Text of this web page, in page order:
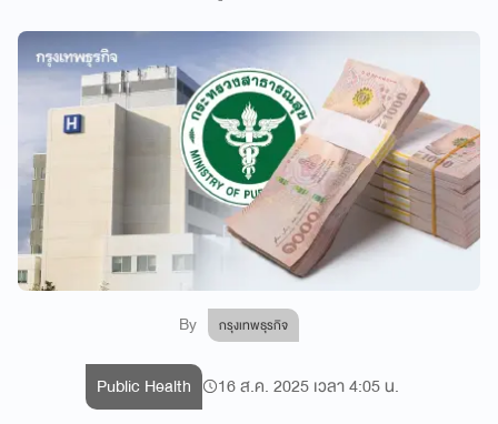
By กรุงเทพธุรกิจ
Public Health 16 ส.ค. 2025 เวลา 4:05 น.